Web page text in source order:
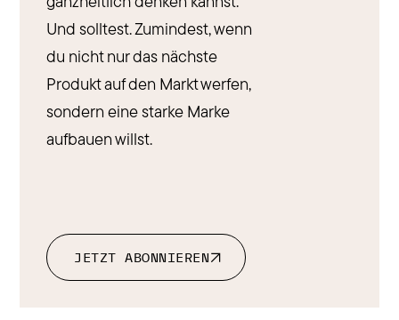
Und solltest. Zumindest, wenn
du nicht nur das nächste
Produkt auf den Markt werfen,
sondern eine starke Marke
aufbauen willst.
JETZT ABONNIEREN